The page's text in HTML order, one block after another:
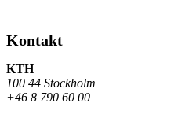
Kontakt
KTH
100 44 Stockholm
+46 8 790 60 00